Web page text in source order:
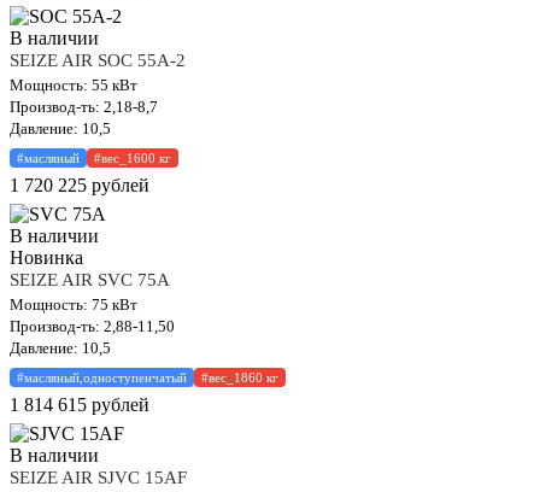
В наличии
SEIZE AIR SOC 55A-2
Мощность: 55 кВт
Производ-ть: 2,18-8,7
Давление: 10,5
#масляный #вес_1600 кг
1 720 225 рублей
В наличии
Новинка
SEIZE AIR SVC 75A
Мощность: 75 кВт
Производ-ть: 2,88-11,50
Давление: 10,5
#масляный,одноступенчатый #вес_1860 кг
1 814 615 рублей
В наличии
SEIZE AIR SJVC 15AF